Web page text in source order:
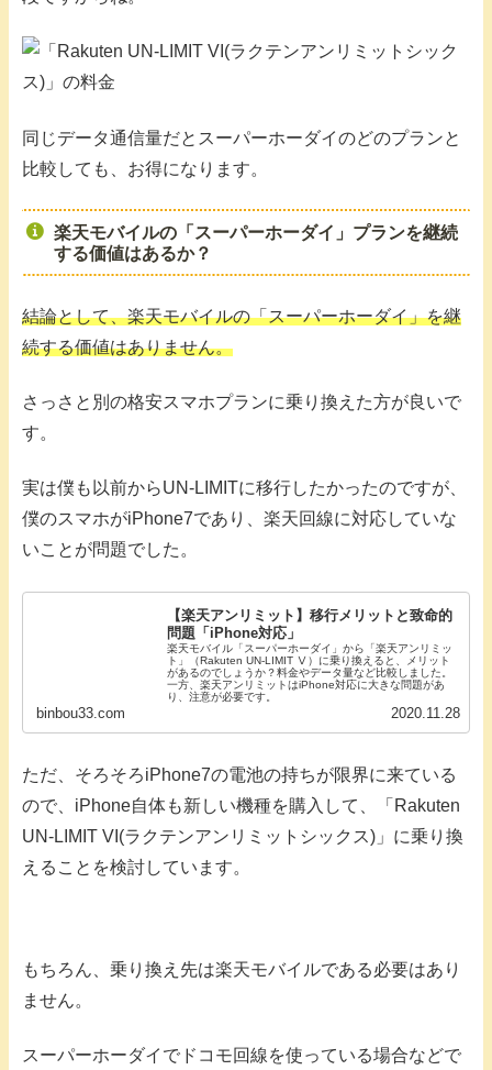
同じデータ通信量だとスーパーホーダイのどのプランと
比較しても、お得になります。
楽天モバイルの「スーパーホーダイ」プランを継続
する価値はあるか？
結論として、楽天モバイルの「スーパーホーダイ」を継
続する価値はありません。
さっさと別の格安スマホプランに乗り換えた方が良いで
す。
実は僕も以前からUN-LIMITに移行したかったのですが、
僕のスマホがiPhone7であり、楽天回線に対応していな
いことが問題でした。
【楽天アンリミット】移行メリットと致命的
問題「iPhone対応」
楽天モバイル「スーパーホーダイ」から「楽天アンリミッ
ト」（Rakuten UN-LIMIT Ⅴ）に乗り換えると、メリット
があるのでしょうか？料金やデータ量など比較しました。
一方、楽天アンリミットはiPhone対応に大きな問題があ
り、注意が必要です。
binbou33.com 2020.11.28
ただ、そろそろiPhone7の電池の持ちが限界に来ている
ので、iPhone自体も新しい機種を購入して、「Rakuten
UN-LIMIT VI(ラクテンアンリミットシックス)」に乗り換
えることを検討しています。
もちろん、乗り換え先は楽天モバイルである必要はあり
ません。
スーパーホーダイでドコモ回線を使っている場合などで